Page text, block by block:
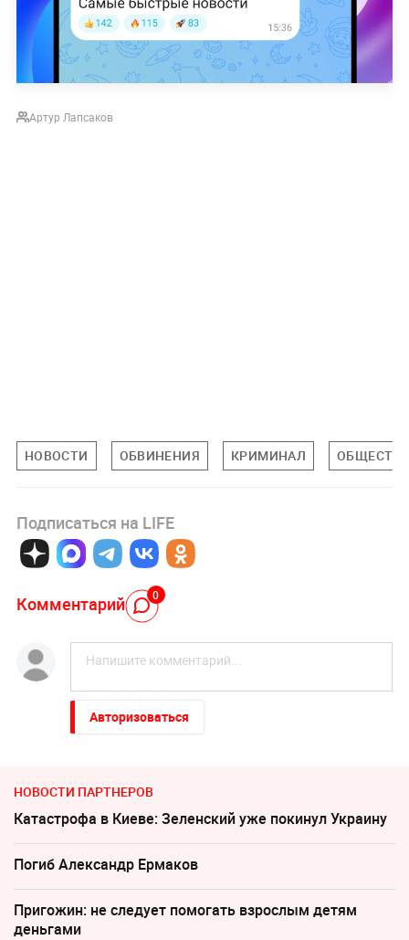
Артур Лапсаков
НОВОСТИ ОБВИНЕНИЯ КРИМИНАЛ
Подписаться на LIFE
Комментарий 0
Авторизоваться
НОВОСТИ ПАРТНЕРОВ
Катастрофа в Киеве: Зеленский уже покинул Украину
Погиб Александр Ермаков
Пригожин: не следует помогать взрослым детям
деньгами